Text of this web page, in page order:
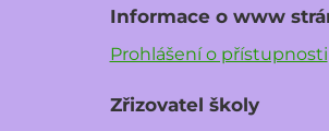
Informace o www
Prohlášení o přístupnosti
Zřizovatel školy